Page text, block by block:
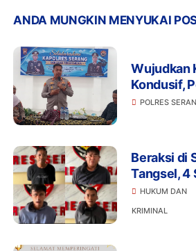
ANDA MUNGKIN MENYUKAI
Wujudkan
Kondusif,
Gelar
POLRES
Beraksi di
Tangsel, 4
Jendela
HUKUM DAN
KRIMINAL